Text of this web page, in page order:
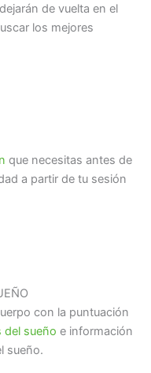
de vuelta en el
los mejores
que necesitas antes de
a partir de tu sesión
con la puntuación
del sueño e información
sueño.